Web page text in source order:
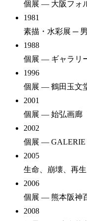
個展 — 大阪フォ
1981
素描・水彩展 ─
1988
個展 — ギャラリ
1996
個展 — 鶴田玉文
2001
個展 — 始弘画廊
2002
個展 — GALERIE
2005
生命、崩壊、再
2006
個展 — 熊本阪神
2008